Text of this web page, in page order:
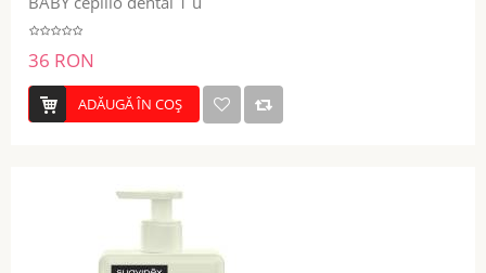
36 RON
ADĂUGĂ ÎN COŞ